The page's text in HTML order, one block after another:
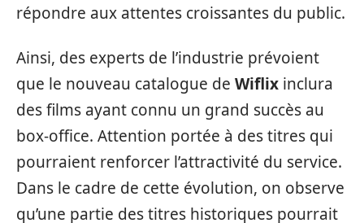
répondre aux attentes croissantes du public.
Ainsi, des experts de l’industrie prévoient
que le nouveau catalogue de Wiflix inclura
des films ayant connu un grand succès au
box-office. Attention portée à des titres qui
pourraient renforcer l’attractivité du service.
Dans le cadre de cette évolution, on observe
qu’une partie des titres historiques pourrait